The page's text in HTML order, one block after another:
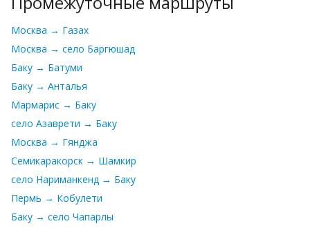
Москва → Газах
Москва → село Баргюшад
Баку → Батуми
Баку → Анталья
Мармарис → Баку
село Азаврети → Баку
Москва → Гянджа
Семикаракорск → Шамкир
село Нариманкенд → Баку
Пермь → Кобулети
Баку → село Чапарлы